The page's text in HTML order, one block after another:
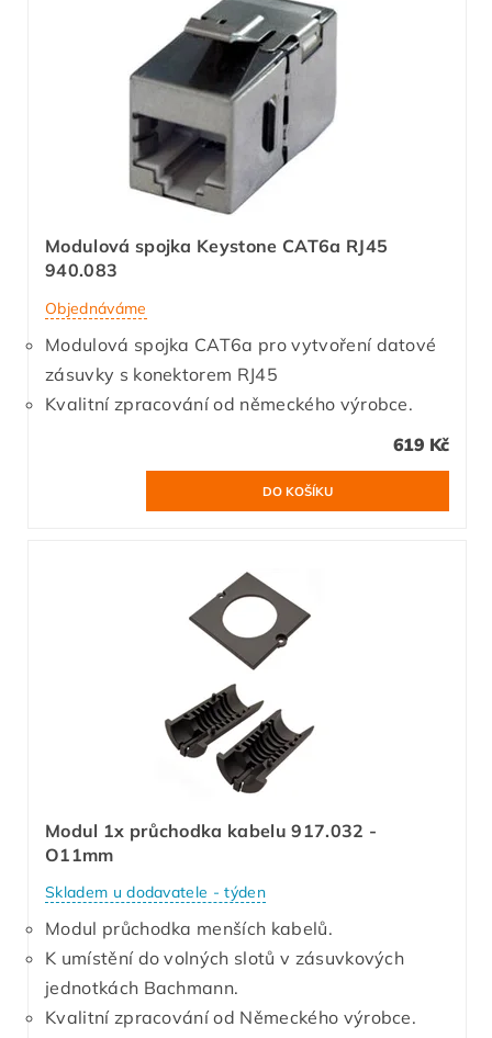
Modulová spojka Keystone CAT6a RJ45
940.083
Objednáváme
Modulová spojka CAT6a pro vytvoření datové
zásuvky s konektorem RJ45
Kvalitní zpracování od německého výrobce.
619 Kč
Modul 1x průchodka kabelu 917.032 -
O11mm
Skladem u dodavatele - týden
Modul průchodka menších kabelů.
K umístění do volných slotů v zásuvkových
jednotkách Bachmann.
Kvalitní zpracování od Německého výrobce.